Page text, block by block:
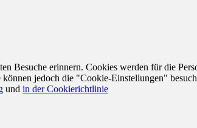
Besuche erinnern. Cookies werden für die
jedoch die "Cookie-Einstellungen"
und in der Cookierichtlinie